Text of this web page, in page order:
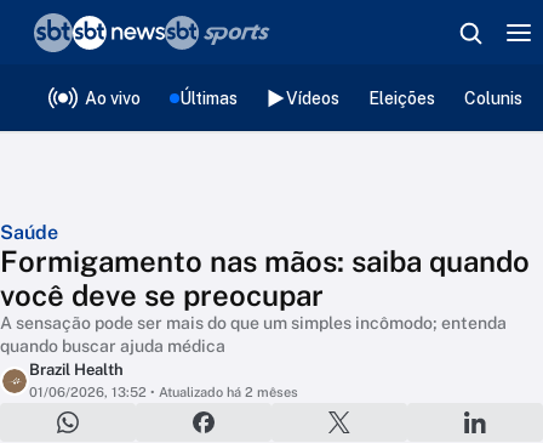
Ao vivo Últimas Vídeos Eleições
Saúde
Formigamento nas mãos: saiba quando
você deve se preocupar
A sensação pode ser mais do que um simples incômodo; entenda
quando buscar ajuda médica
Brazil Health
01/06/2026, 13:52 • Atualizado há 2 mêses
❮voltar
Editorias